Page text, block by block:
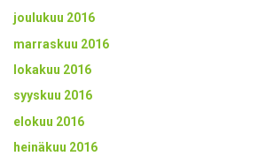
joulukuu 2016
marraskuu 2016
lokakuu 2016
syyskuu 2016
elokuu 2016
heinäkuu 2016